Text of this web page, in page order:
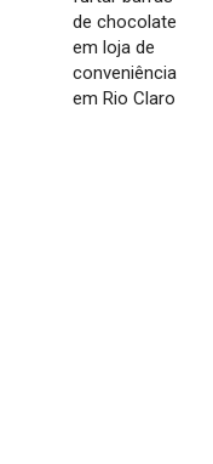
de chocolate
em loja de
conveniência
em Rio Claro